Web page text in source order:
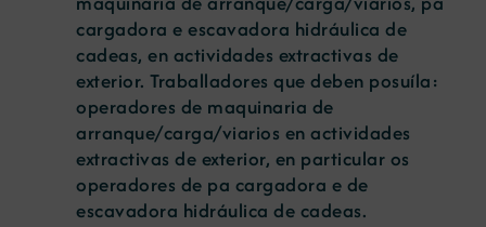
cargadora e escavadora hidráulica de
cadeas, en actividades extractivas de
exterior. Traballadores que deben posuíla:
operadores de maquinaria de
arranque/carga/viarios en actividades
extractivas de exterior, en particular os
operadores de pa cargadora e de
escavadora hidráulica de cadeas.